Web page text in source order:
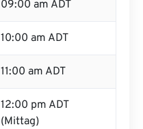
09:00 am ADT
10:00 am ADT
11:00 am ADT
12:00 pm ADT
(Mittag)